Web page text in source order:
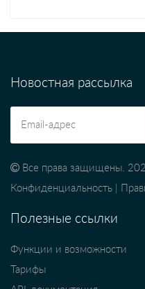
Новостная рассылка
Все права защищены.
Конфиденциальность
Полезные ссылки
Функции и возможности
Тарифы